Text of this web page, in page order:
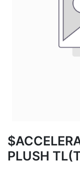
PLUSH